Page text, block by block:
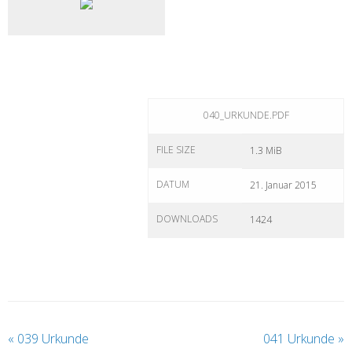
040_URKUNDE.PDF
FILE SIZE 1.3 MiB
DATUM 21. Januar 2015
DOWNLOADS 1424
« 039 Urkunde 041 Urkunde »